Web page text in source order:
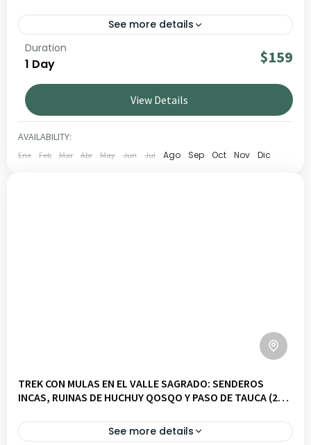
See more details
Descubre Valle Slow – Civilizaciones y culturas vivas en
un viaje por paisajes andinos, cultura viva y
comunidades locales. Ideal para viajeros que buscan
experiencias auténticas y responsables en Perú.
VALLE SAGRADO
BAJO
1 PERSON
Duration
1 Day $159
View Details
AVAILABILITY:
Ene Feb Mar Abr May Jun Jul Ago Sep Oct Nov Dic
TREK CON MULAS EN EL VALLE SAGRADO: SENDEROS
INCAS, RUINAS DE HUCHUY QOSQO Y PASO DE TAUCA (2
See more details